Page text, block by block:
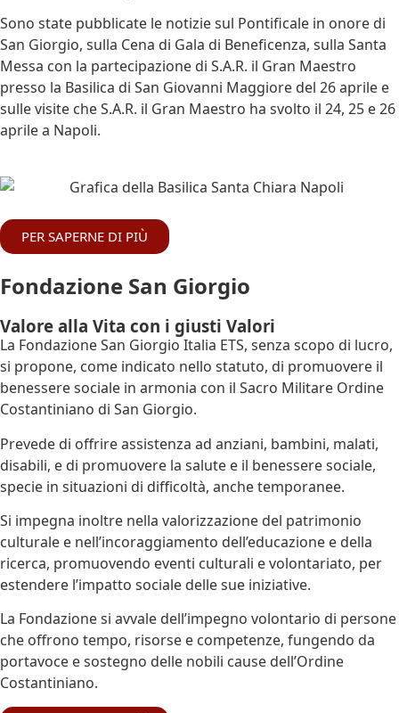
Sono state pubblicate le notizie sul Pontificale in onore di
San Giorgio, sulla Cena di Gala di Beneficenza, sulla Santa
Messa con la partecipazione di S.A.R. il Gran Maestro
presso la Basilica di San Giovanni Maggiore del 26 aprile e
sulle visite che S.A.R. il Gran Maestro ha svolto il 24, 25 e 26
aprile a Napoli.
PER SAPERNE DI PIÙ
Fondazione San Giorgio
Valore alla Vita con i giusti Valori
La Fondazione San Giorgio Italia ETS, senza scopo di lucro,
si propone, come indicato nello statuto, di promuovere il
benessere sociale in armonia con il Sacro Militare Ordine
Costantiniano di San Giorgio.
Prevede di offrire assistenza ad anziani, bambini, malati,
disabili, e di promuovere la salute e il benessere sociale,
specie in situazioni di difficoltà, anche temporanee.
Si impegna inoltre nella valorizzazione del patrimonio
culturale e nell’incoraggiamento dell’educazione e della
ricerca, promuovendo eventi culturali e volontariato, per
estendere l’impatto sociale delle sue iniziative.
La Fondazione si avvale dell’impegno volontario di persone
che offrono tempo, risorse e competenze, fungendo da
portavoce e sostegno delle nobili cause dell’Ordine
Costantiniano.